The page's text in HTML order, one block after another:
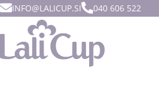
INFO@LALICUP.SI 040 606 522